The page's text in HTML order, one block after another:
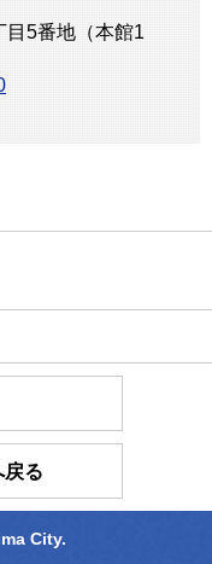
5番地（本館1
戻る
City.